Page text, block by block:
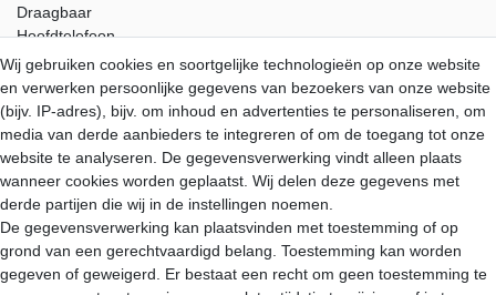
Draagbaar
Hoofdtelefoon
Accessoires
Service
Verzending
Betaling
Download
Aune-Store
Mijn account
Over ons
Wij gebruiken cookies en soortgelijke technologieën op onze website
en verwerken persoonlijke gegevens van bezoekers van onze website
(bijv. IP-adres), bijv. om inhoud en advertenties te personaliseren, om
media van derde aanbieders te integreren of om de toegang tot onze
website te analyseren. De gegevensverwerking vindt alleen plaats
wanneer cookies worden geplaatst. Wij delen deze gegevens met
derde partijen die wij in de instellingen noemen.
De gegevensverwerking kan plaatsvinden met toestemming of op
grond van een gerechtvaardigd belang. Toestemming kan worden
gegeven of geweigerd. Er bestaat een recht om geen toestemming te